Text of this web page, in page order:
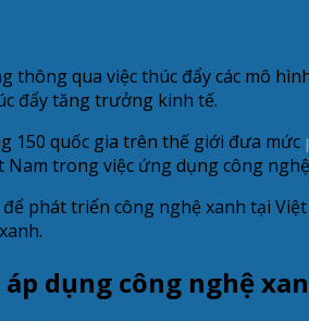
qua việc thúc đẩy các mô
đẩy tăng trưởng kinh tế.
150 quốc gia trên thế giới đưa mức
Nam trong việc ứng dụng công
phát triển công nghệ xanh tại
dụng công nghệ